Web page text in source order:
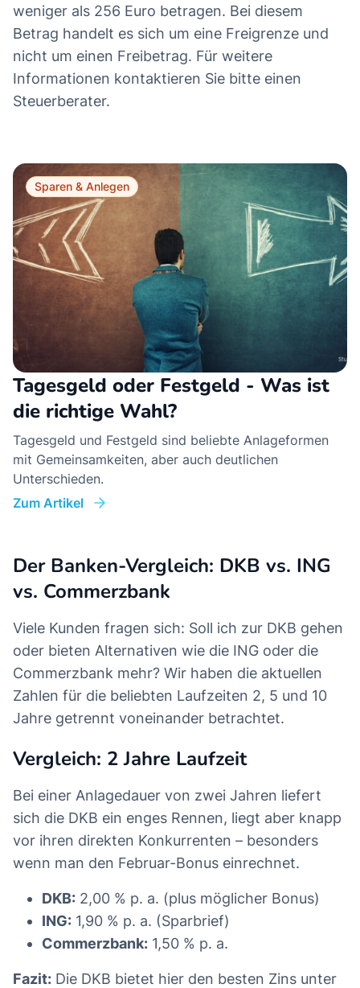
weniger als 256 Euro betragen. Bei diesem
Betrag handelt es sich um eine Freigrenze und
nicht um einen Freibetrag. Für weitere
Informationen kontaktieren Sie bitte einen
Steuerberater.
Sparen & Anlegen
Tagesgeld oder Festgeld - Was ist
die richtige Wahl?
Tagesgeld und Festgeld sind beliebte Anlageformen
mit Gemeinsamkeiten, aber auch deutlichen
Unterschieden.
Zum Artikel
Der Banken-Vergleich: DKB vs. ING
vs. Commerzbank
Viele Kunden fragen sich: Soll ich zur DKB gehen
oder bieten Alternativen wie die ING oder die
Commerzbank mehr? Wir haben die aktuellen
Zahlen für die beliebten Laufzeiten 2, 5 und 10
Jahre getrennt voneinander betrachtet.
Vergleich: 2 Jahre Laufzeit
Bei einer Anlagedauer von zwei Jahren liefert
sich die DKB ein enges Rennen, liegt aber knapp
vor ihren direkten Konkurrenten – besonders
wenn man den Februar-Bonus einrechnet.
DKB: 2,00 % p. a. (plus möglicher Bonus)
ING: 1,90 % p. a. (Sparbrief)
Commerzbank: 1,50 % p. a.
Fazit: Die DKB bietet hier den besten Zins unter